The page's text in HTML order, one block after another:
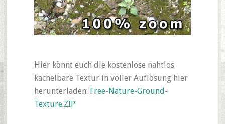
Hier könnt euch die kostenlose nahtlos
kachelbare Textur in voller Auflösung hier
herunterladen: Free-Nature-Ground-
Texture.ZIP